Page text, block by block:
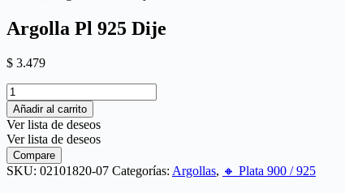
Argolla Pl 925 Dije
$ 3.479
Añadir al carrito
Ver lista de deseos
Ver lista de deseos
Compare
SKU: 02101820-07 Categorías: Argollas, 🔸​ Plata 900 / 925